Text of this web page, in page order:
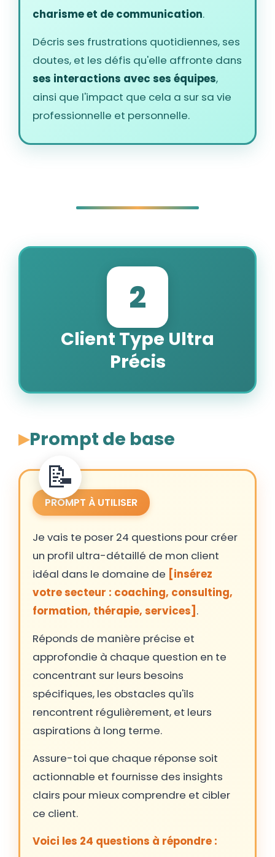
charisme et de communication.
Décris ses frustrations quotidiennes, ses
doutes, et les défis qu'elle affronte dans
ses interactions avec ses équipes,
ainsi que l'impact que cela a sur sa vie
professionnelle et personnelle.
2
Client Type Ultra
Précis
Prompt de base
PROMPT À UTILISER
Je vais te poser 24 questions pour créer
un profil ultra-détaillé de mon client
idéal dans le domaine de [insérez
votre secteur : coaching, consulting,
formation, thérapie, services] .
Réponds de manière précise et
approfondie à chaque question en te
concentrant sur leurs besoins
spécifiques, les obstacles qu'ils
rencontrent régulièrement, et leurs
aspirations à long terme.
Assure-toi que chaque réponse soit
actionnable et fournisse des insights
clairs pour mieux comprendre et cibler
ce client.
Voici les 24 questions à répondre :